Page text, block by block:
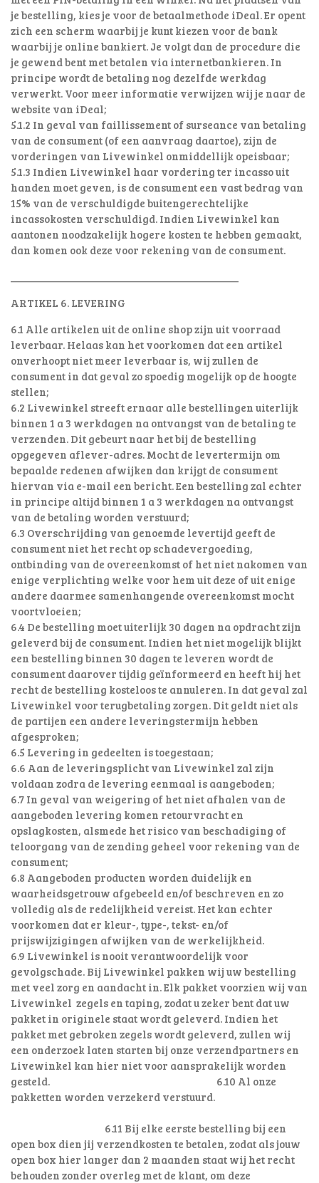
je bestelling, kies je voor de betaalmethode iDeal. Er opent
zich een scherm waarbij je kunt kiezen voor de bank
waarbij je online bankiert. Je volgt dan de procedure die
je gewend bent met betalen via internetbankieren. In
principe wordt de betaling nog dezelfde werkdag
verwerkt. Voor meer informatie verwijzen wij je naar de
website van iDeal;
5.1.2 In geval van faillissement of surseance van betaling
van de consument (of een aanvraag daartoe), zijn de
vorderingen van Livewinkel onmiddellijk opeisbaar;
5.1.3 Indien Livewinkel haar vordering ter incasso uit
handen moet geven, is de consument een vast bedrag van
15% van de verschuldigde buitengerechtelijke
incassokosten verschuldigd. Indien Livewinkel kan
aantonen noodzakelijk hogere kosten te hebben gemaakt,
dan komen ook deze voor rekening van de consument.
ARTIKEL 6. LEVERING
6.1 Alle artikelen uit de online shop zijn uit voorraad
leverbaar. Helaas kan het voorkomen dat een artikel
onverhoopt niet meer leverbaar is, wij zullen de
consument in dat geval zo spoedig mogelijk op de hoogte
stellen;
6.2 Livewinkel streeft ernaar alle bestellingen uiterlijk
binnen 1 a 3 werkdagen na ontvangst van de betaling te
verzenden. Dit gebeurt naar het bij de bestelling
opgegeven aflever-adres. Mocht de levertermijn om
bepaalde redenen afwijken dan krijgt de consument
hiervan via e-mail een bericht. Een bestelling zal echter
in principe altijd binnen 1 a 3 werkdagen na ontvangst
van de betaling worden verstuurd;
6.3 Overschrijding van genoemde levertijd geeft de
consument niet het recht op schadevergoeding,
ontbinding van de overeenkomst of het niet nakomen van
enige verplichting welke voor hem uit deze of uit enige
andere daarmee samenhangende overeenkomst mocht
voortvloeien;
6.4 De bestelling moet uiterlijk 30 dagen na opdracht zijn
geleverd bij de consument. Indien het niet mogelijk blijkt
een bestelling binnen 30 dagen te leveren wordt de
consument daarover tijdig geïnformeerd en heeft hij het
recht de bestelling kosteloos te annuleren. In dat geval zal
Livewinkel voor terugbetaling zorgen. Dit geldt niet als
de partijen een andere leveringstermijn hebben
afgesproken;
6.5 Levering in gedeelten is toegestaan;
6.6 Aan de leveringsplicht van Livewinkel zal zijn
voldaan zodra de levering eenmaal is aangeboden;
6.7 In geval van weigering of het niet afhalen van de
aangeboden levering komen retourvracht en
opslagkosten, alsmede het risico van beschadiging of
teloorgang van de zending geheel voor rekening van de
consument;
6.8 Aangeboden producten worden duidelijk en
waarheidsgetrouw afgebeeld en/of beschreven en zo
volledig als de redelijkheid vereist. Het kan echter
voorkomen dat er kleur-, type-, tekst- en/of
prijswijzigingen afwijken van de werkelijkheid.
6.9 Livewinkel is nooit verantwoordelijk voor
gevolgschade. Bij Livewinkel pakken wij uw bestelling
met veel zorg en aandacht in. Elk pakket voorzien wij van
Livewinkel zegels en taping, zodat u zeker bent dat uw
pakket in originele staat wordt geleverd. Indien het
pakket met gebroken zegels wordt geleverd, zullen wij
een onderzoek laten starten bij onze verzendpartners en
Livewinkel kan hier niet voor aansprakelijk worden
gesteld. 6.10 Al onze
pakketten worden verzekerd verstuurd.
6.11 Bij elke eerste bestelling bij een
open box dien jij verzendkosten te betalen, zodat als jouw
open box hier langer dan 2 maanden staat wij het recht
behouden zonder overleg met de klant, om deze